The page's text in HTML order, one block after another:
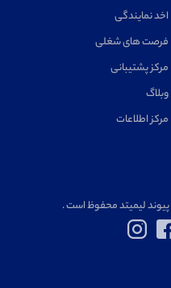
اخد نمایندگی
فرصت های شغلی
مرکز پشتیبانی
وبلاگ
مرکز اطلاعات